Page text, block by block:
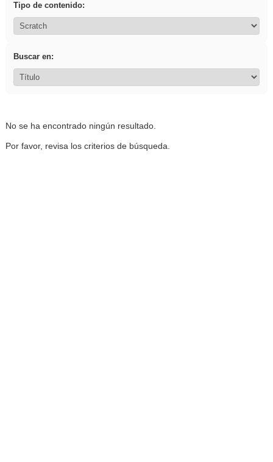
Tipo de contenido:
Buscar en:
No se ha encontrado ningún resultado.
Por favor, revisa los criterios de búsqueda.